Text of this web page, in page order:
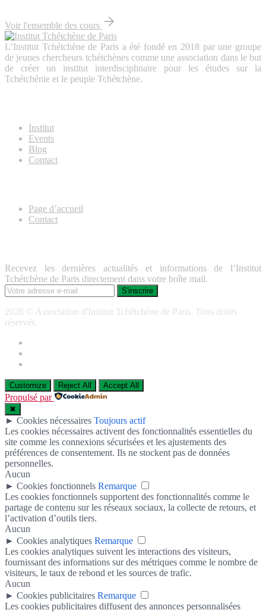
Voir l'ensemble des cours
L’Institut Tchétchène de Paris a été fondé en 2018 par une groupe
de jeunes chercheurs tchétchènes comme une association dans le but
de créer un institut interdisciplinaire pour les études sur la
Tchétchénie et le peuple Tchétchène.
Institut
Events
Blog
Contact
Page d’accueil
Contact
Recevez les dernières actualités et informations de l’Institut
Tchétchène de Paris directement dans votre boîte mail.
2026 © Association d'Institut Tchétchène de Paris. Tous droits
réservés.
Customize Reject All Accept All
Propulsé par
✖
► Cookies nécessaires Toujours actif
Les cookies nécessaires activent des fonctionnalités essentielles du
site comme les connexions sécurisées et les ajustements des
préférences de consentement. Ils ne stockent pas de données
personnelles.
Aucun
► Cookies fonctionnels Remarque
Les cookies fonctionnels supportent des fonctionnalités comme le
partage de contenu sur les réseaux sociaux, la collecte de retours, et
l’activation d’outils tiers.
Aucun
► Cookies analytiques Remarque
Les cookies analytiques suivent les interactions des visiteurs,
fournissant des informations sur des métriques comme le nombre de
visiteurs, le taux de rebond et les sources de trafic.
Aucun
► Cookies publicitaires Remarque
Les cookies publicitaires diffusent des annonces personnalisées